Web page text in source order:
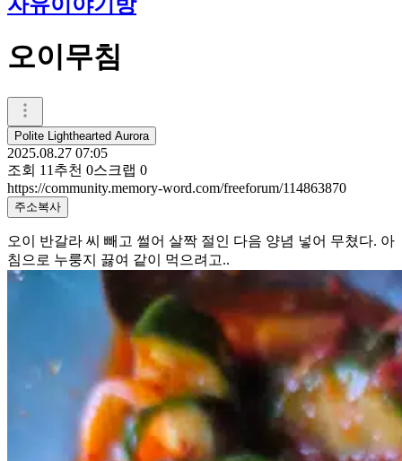
오이무침
Polite Lighthearted Aurora
2025.08.27 07:05
조회 11 추천 0스크랩 0
https://community.memory-word.com/freeforum/114863870
주소복사
오이 반갈라 씨 빼고 썰어 살짝 절인 다음 양념 넣어 무쳤다. 아
침으로 누룽지 끓여 같이 먹으려고..